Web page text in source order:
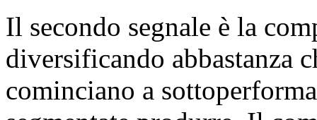
Il secondo segnale è la
diversificando abbastanza
cominciano a